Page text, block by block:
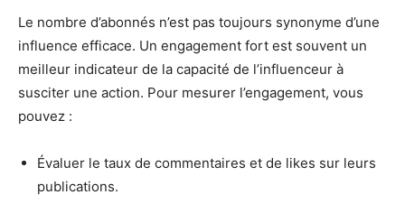
Le nombre d’abonnés n’est pas toujours synonyme d’une
influence efficace. Un engagement fort est souvent un
meilleur indicateur de la capacité de l’influenceur à
susciter une action. Pour mesurer l’engagement, vous
pouvez :
Évaluer le taux de commentaires et de likes sur leurs
publications.